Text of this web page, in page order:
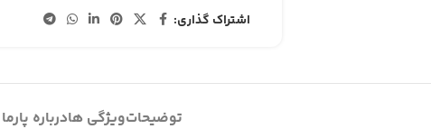
اشتراک گذاری:
توضیحاتویژگی هادرباره پارما